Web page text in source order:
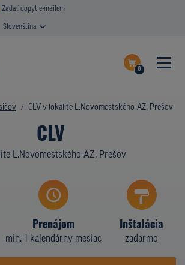
Zadať dopyt e-mailem
Slovenština
0
Dokončiť dopyt
Zobraziť nosiče na mape
DATABÁZA NOSIČOV
PLOCHY V AKCII
TYPY NOSIČOV
Z PRAXE
CLV v lokalite L.Novomestského-AZ, Prešov
CLV
L.Novomestského-AZ, Prešov
Prenájom
min. 1 kalendárny mesiac
Inštalácia
zadarmo